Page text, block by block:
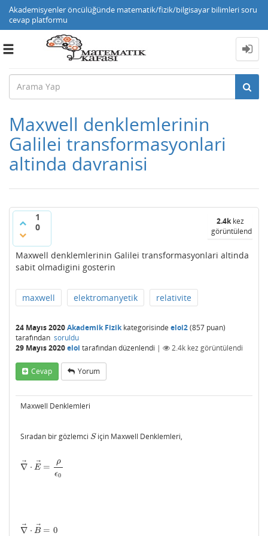
Akademisyenler öncülüğünde matematik/fizik/bilgisayar bilimleri soru
cevap platformu
Toggle
Maxwell denklemlerinin
Galilei transformasyonlari
altinda davranisi
1
0
2.4kkez
görüntülendi
Maxwell denklemlerinin Galilei transformasyonlari altinda
sabit olmadigini gosterin
maxwell elektromanyetik relativite
24 Mayıs 2020Akademik Fizikkategorisinde eloi2(857 puan)
tarafından soruldu
29 Mayıs 2020eloi tarafındandüzenlendi | 2.4k kez görüntülendi
Cevap Yorum
Maxwell Denklemleri
Sıradan bir gözlemci S
Siçin Maxwell Denklemleri,
∇⃗ ⋅ E⃗ =
ρ
ϵ0
∇→ ⋅E→= ρϵ0
∇⃗ ⋅ B⃗ = 0
∇→ ⋅B →= 0